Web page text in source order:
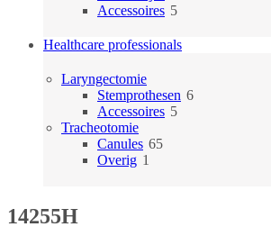
producten
Accessoires 55
Healthcare professionals
Laryngectomie
Stemprothesen 66
Accessoires 55
Tracheotomie
Canules 6565
Overig 1
14255H